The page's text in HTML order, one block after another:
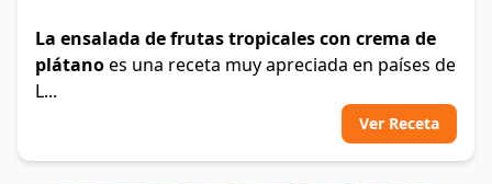
La ensalada de frutas tropicales con crema de
plátanoes una receta muy apreciada en países de
L...
Ver Receta